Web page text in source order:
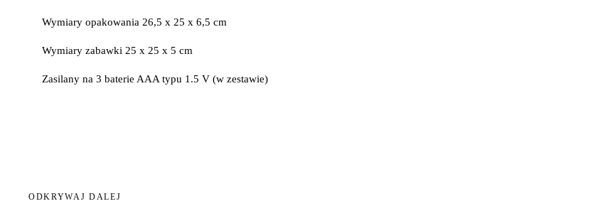
Wymiary opakowania 26,5 x 25 x 6,5 cm
Wymiary zabawki 25 x 25 x 5 cm
Zasilany na 3 baterie AAA typu 1.5 V (w zestawie)
ODKRYWAJ DALEJ